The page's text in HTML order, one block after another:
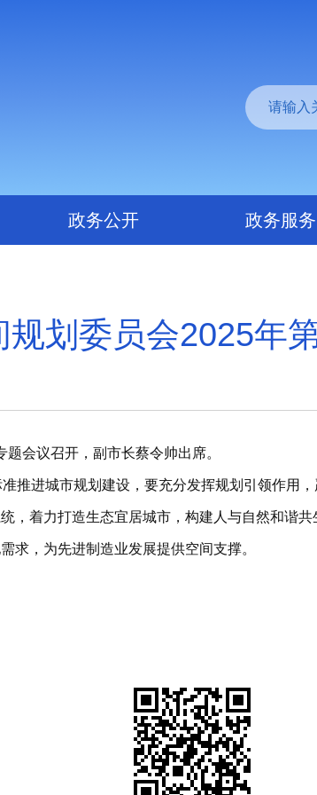
政务公开 政务服务
划委员会2025年
会议召开，副市长蔡令帅出席。
推进城市规划建设，要充分发挥规划引领作用
，着力打造生态宜居城市，构建人与自然和谐
求，为先进制造业发展提供空间支撑。